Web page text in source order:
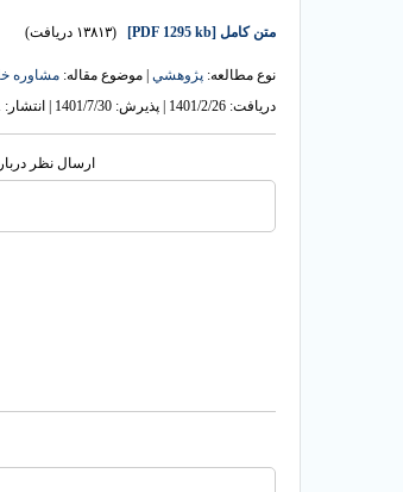
متن کامل [PDF 1295 kb] (۱۳۸۱۳ دریافت)
نوع مطالعه: پژوهشي | موضوع مقاله: مشاوره
دریافت: 1401/2/26 | پذیرش: 1401/7/30 | انتشار: 1401/12/21
ارسال نظر